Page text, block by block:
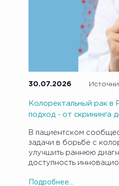
30.07.2026
Колоректальный рак в
подход - от скрининга
В пациентском
задачи в борьбе с
улучшить раннюю
доступность
Подробнее...